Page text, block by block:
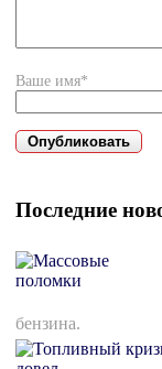
Ваше имя*
Последние
бензина.